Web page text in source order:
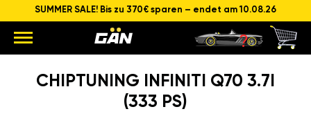
SUMMER SALE! Bis zu 370€ sparen – endet am 10.08.26
CHIPTUNING INFINITI Q70 3.7I
(333 PS)